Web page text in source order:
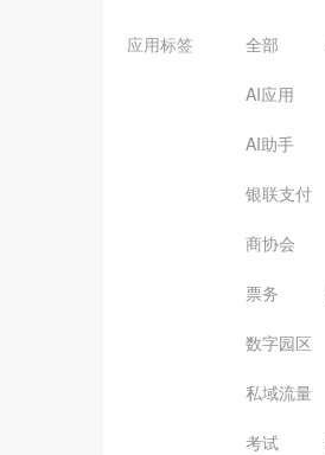
应用标签 全部
AI应用
AI助手
银联支付
商协会
票务
数字园区
私域流量
考试